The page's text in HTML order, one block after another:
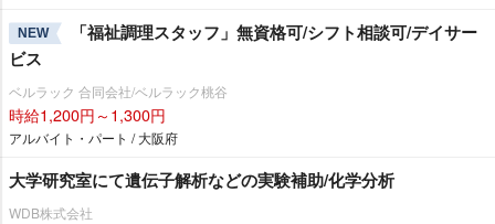
NEW
「福祉調理スタッフ」無資格可/シフト相談可/デイサー
ビス
ベルラック 合同会社/ベルラック桃谷
時給1,200円～1,300円
アルバイト・パート / 大阪府
大学研究室にて遺伝子解析などの実験補助/化学分析
WDB株式会社